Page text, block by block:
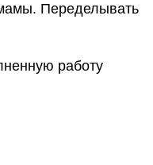
Переделывать
работу